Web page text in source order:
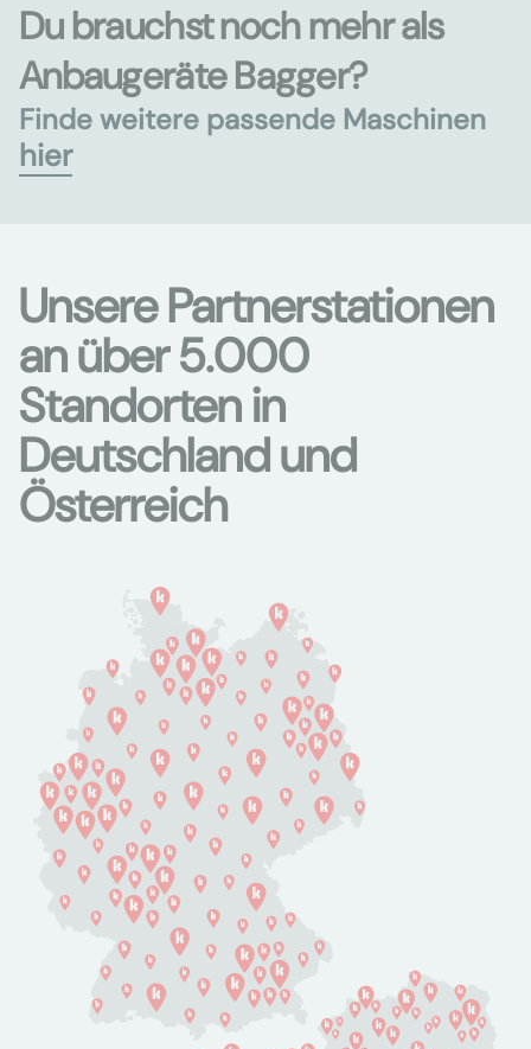
Du brauchst noch mehr als
Anbaugeräte Bagger?
Finde weitere passende Maschinen
hier
Unsere Partnerstationen
an über 5.000
Standorten in
Deutschland und
Österreich